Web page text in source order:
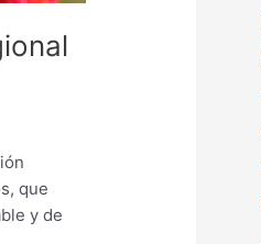
que
y de